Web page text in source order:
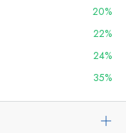
20%
22%
24%
35%